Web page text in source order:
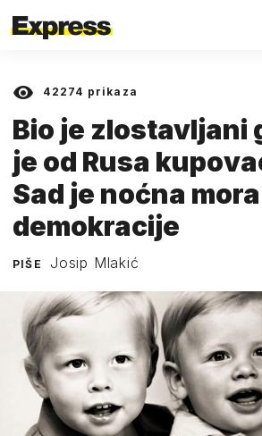
42274 prikaza
Bio je zlostavljani
je od Rusa
Sad je noćna mora
demokracije
PIŠE Josip Mlakić